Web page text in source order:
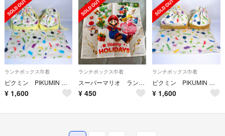
ランチボックス巾着
ピクミン PIKUMIN お弁当袋 コップ袋 ランチョンマット 任天堂
¥ 1,600
ランチボックス巾着
スーパーマリオ ランチョンマット
¥ 450
ランチボックス巾着
ピクミン PIKUMIN お弁当袋 コップ袋 ランチョンマット 任天堂
¥ 1,600